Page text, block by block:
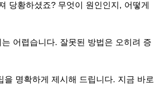
당황하셨죠? 무엇이 원인인지, 어떻게
어렵습니다. 잘못된 방법은 오히려 증
명확하게 제시해 드립니다. 지금 바로